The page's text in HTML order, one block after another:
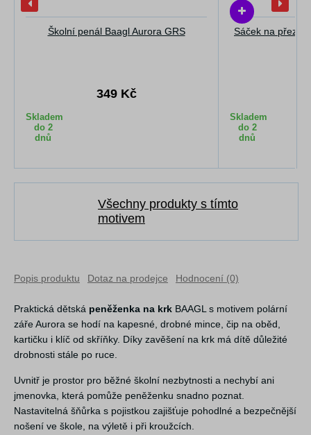
Školní penál Baagl Aurora GRS
349 Kč
Skladem
do 2
dnů
Sáček na
Skladem
do 2
dnů
Všechny produkty s tímto
motivem
Popis produktu Dotaz na prodejce Hodnocení (0)
Praktická dětská peněženka na krk BAAGL s motivem polární
záře Aurora se hodí na kapesné, drobné mince, čip na oběd,
kartičku i klíč od skříňky. Díky zavěšení na krk má dítě důležité
drobnosti stále po ruce.
Uvnitř je prostor pro běžné školní nezbytnosti a nechybí ani
jmenovka, která pomůže peněženku snadno poznat.
Nastavitelná šňůrka s pojistkou zajišťuje pohodlné a bezpečnější
nošení ve škole, na výletě i při kroužcích.